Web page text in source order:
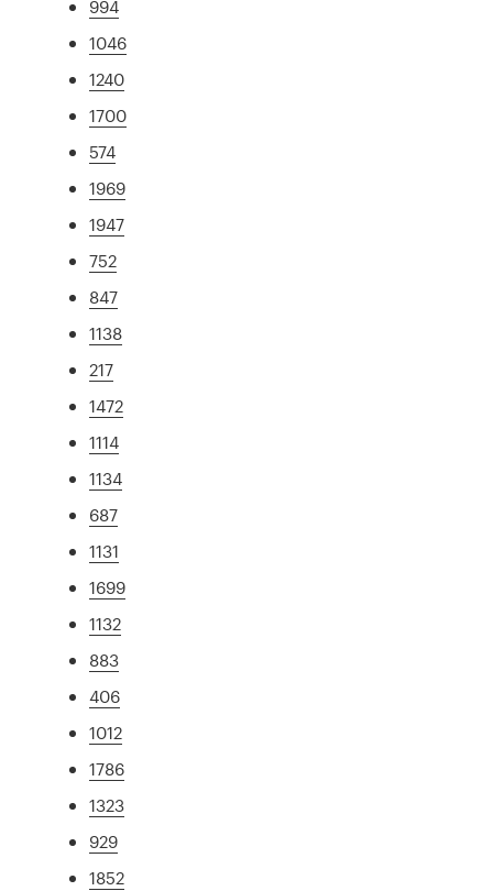
994
1046
1240
1700
574
1969
1947
752
847
1138
217
1472
1114
1134
687
1131
1699
1132
883
406
1012
1786
1323
929
1852